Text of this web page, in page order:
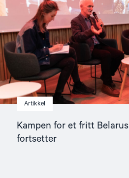
Artikkel
Kampen for et fritt Belarus
fortsetter
fritt
Belarus
fortsetter"